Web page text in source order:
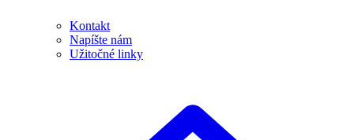
Kontakt
Napíšte nám
Užitočné linky